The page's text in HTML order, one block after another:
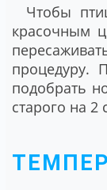
Чтобы
красочным
процедуру.
подобрать
старого на 2